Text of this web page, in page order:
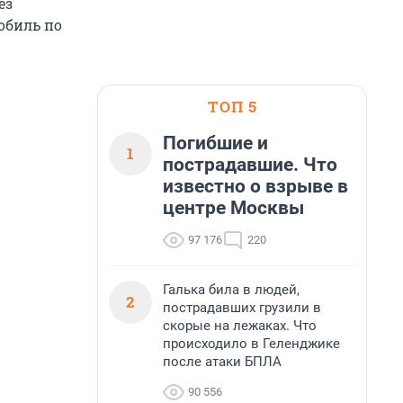
по
ТОП 5
1
Погибшие и
пострадавшие. Что
известно о взрыве в
центре Москвы
97 176 220
2
Галька била в людей,
пострадавших грузили в
скорые на лежаках. Что
происходило в Геленджике
после атаки БПЛА
90 556